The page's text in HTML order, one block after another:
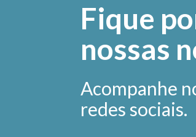
Fique
nossas
Acompanhe
redes sociais.